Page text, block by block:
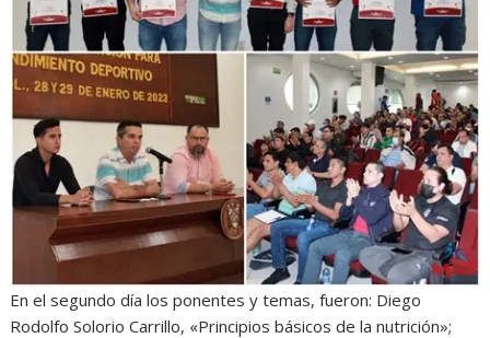
En el segundo día los ponentes y temas, fueron: Diego
Rodolfo Solorio Carrillo, «Principios básicos de la nutrición»;